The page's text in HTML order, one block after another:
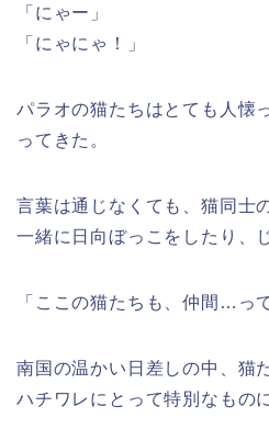
「にゃー」
「にゃにゃ！」
パラオの猫たちはとても人懐
ってきた。
言葉は通じなくても、猫同士
一緒に日向ぼっこをしたり、
「ここの猫たちも、仲間…っ
南国の温かい日差しの中、猫
ハチワレにとって特別なもの